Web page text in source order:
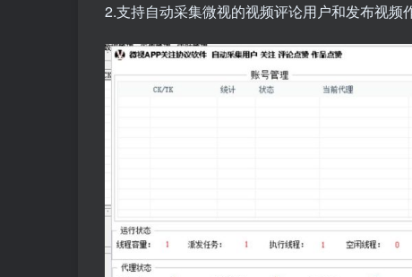
2.支持自动采集微视的视频评论用户和发布视频